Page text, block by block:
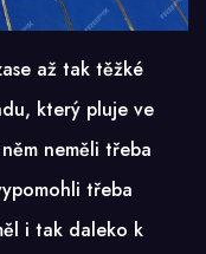
až tak těžké
který pluje ve
neměli třeba
třeba
i tak daleko k